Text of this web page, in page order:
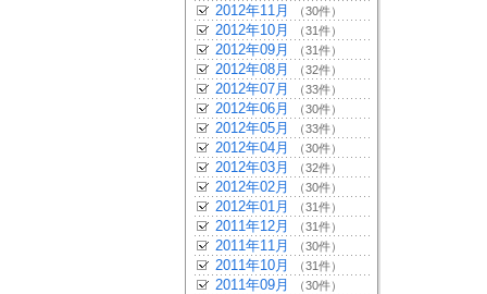
2012年11月 （30件）
2012年10月 （31件）
2012年09月 （31件）
2012年08月 （32件）
2012年07月 （33件）
2012年06月 （30件）
2012年05月 （33件）
2012年04月 （30件）
2012年03月 （32件）
2012年02月 （30件）
2012年01月 （31件）
2011年12月 （31件）
2011年11月 （30件）
2011年10月 （31件）
2011年09月 （30件）